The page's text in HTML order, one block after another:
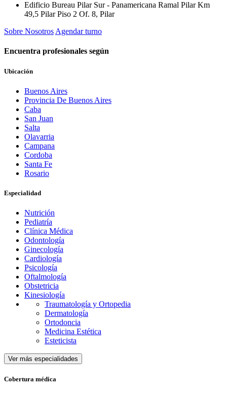
Edificio Bureau Pilar Sur - Panamericana Ramal Pilar Km
49,5 Pilar Piso 2 Of. 8, Pilar
Sobre Nosotros Agendar turno
Encuentra profesionales según
Ubicación
Buenos Aires
Provincia De Buenos Aires
Caba
San Juan
Salta
Olavarria
Campana
Cordoba
Santa Fe
Rosario
Especialidad
Nutrición
Pediatría
Clínica Médica
Odontología
Ginecología
Cardiología
Psicología
Oftalmología
Obstetricia
Kinesiología
Traumatología y Ortopedia
Dermatología
Ortodoncia
Medicina Estética
Esteticista
Ver más especialidades
Cobertura médica